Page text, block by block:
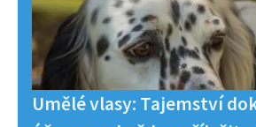
Umělé vlasy: Tajemství